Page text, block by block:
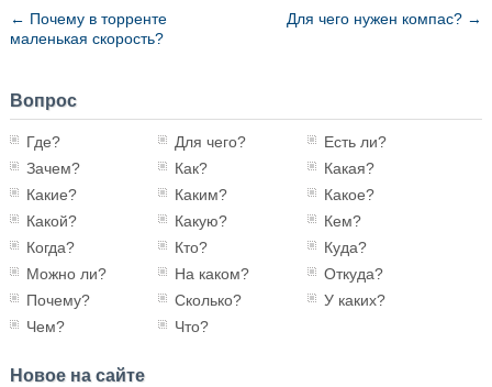
← Почему в торренте
маленькая скорость?
Для чего нужен компас? →
Вопрос
Где? Для чего?
Есть ли?
Зачем?
Как?
Какая?
Какие?
Каким?
Какое?
Какой?
Какую?
Кем?
Когда?
Кто?
Куда?
Можно ли?
На каком?
Откуда?
Почему?
Сколько?
У каких?
Чем?
Что?
Новое на сайте